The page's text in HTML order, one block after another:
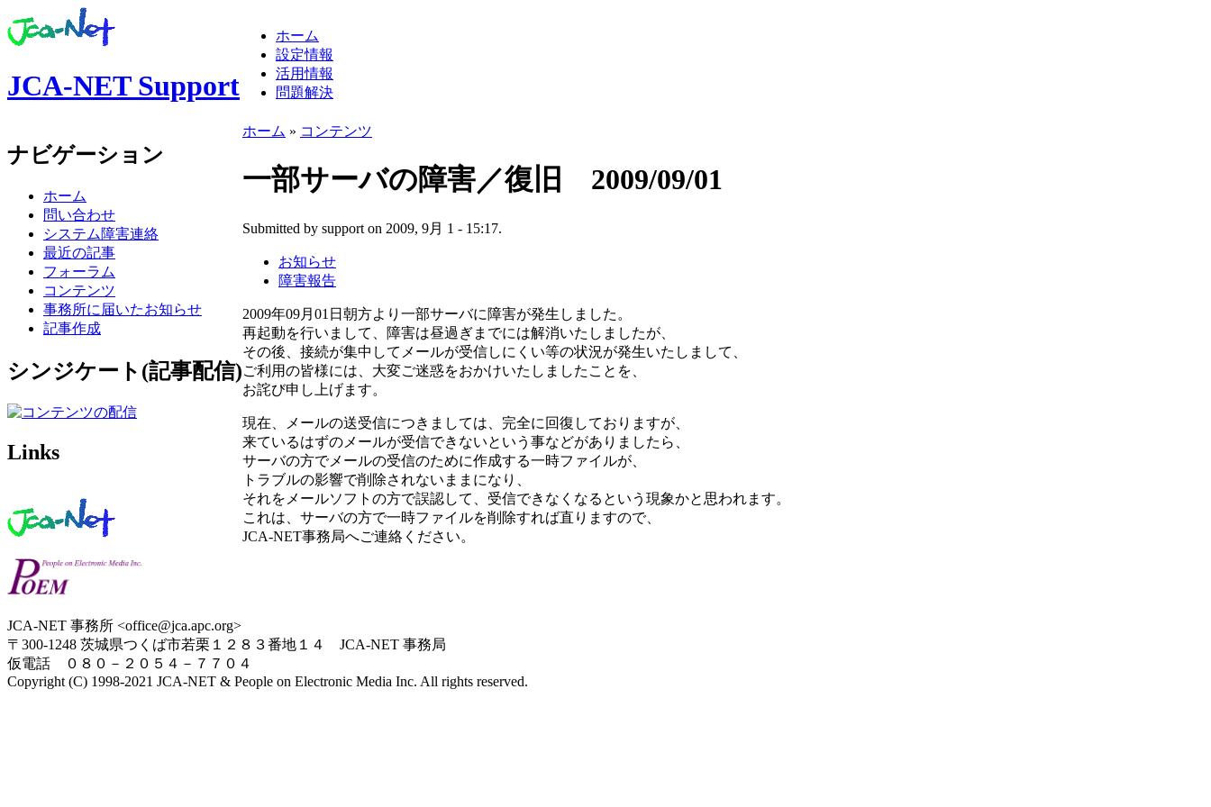
JCA-NET Support
ホーム
設定情報
活用情報
問題解決
ナビゲーション
ホーム
問い合わせ
システム障害連絡
最近の記事
フォーラム
コンテンツ
事務所に届いたお知らせ
記事作成
シンジケート(記事配信)
Links
ホーム » コンテンツ
一部サーバの障害／復旧 2009/09/01
Submitted by support on 2009, 9月 1 - 15:17.
お知らせ
障害報告
2009年09月01日朝方より一部サーバに障害が発生しました。
再起動を行いまして、障害は昼過ぎまでには解消いたしましたが、
その後、接続が集中してメールが受信しにくい等の状況が発生いたしまして、
ご利用の皆様には、大変ご迷惑をおかけいたしましたことを、
お詫び申し上げます。
現在、メールの送受信につきましては、完全に回復しておりますが、
来ているはずのメールが受信できないという事などがありましたら、
サーバの方でメールの受信のために作成する一時ファイルが、
トラブルの影響で削除されないままになり、
それをメールソフトの方で誤認して、受信できなくなるという現象かと思われます。
これは、サーバの方で一時ファイルを削除すれば直りますので、
JCA-NET事務局へご連絡ください。
JCA-NET 事務所 <office@jca.apc.org>
〒300-1248 茨城県つくば市若栗１２８３番地１４ JCA-NET 事務局
仮電話 ０８０－２０５４－７７０４
Copyright (C) 1998-2021 JCA-NET & People on Electronic Media Inc. All rights reserved.